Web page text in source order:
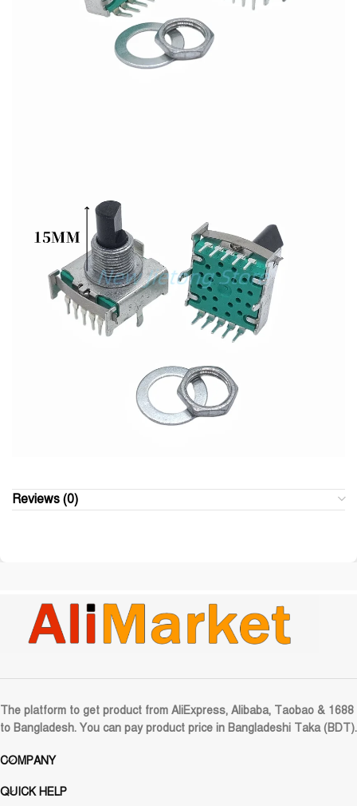
Reviews (0)
The platform to get product from AliExpress, Alibaba, Taobao & 1688
to Bangladesh. You can pay product price in Bangladeshi Taka (BDT).
COMPANY
QUICK HELP